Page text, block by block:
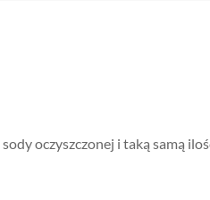
oczyszczonej i taką samą